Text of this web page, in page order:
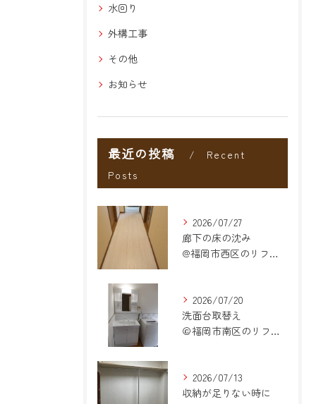
水回り
外構工事
その他
お知らせ
最近の投稿
Recent
Posts
2026/07/27
廊下の床の沈み
@福岡市西区のリフォーム
2026/07/20
洗面台取替え
＠福岡市南区のリフォーム
2026/07/13
収納が足りない時に